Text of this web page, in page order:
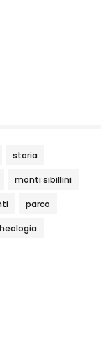
storia
monti sibillini
parco